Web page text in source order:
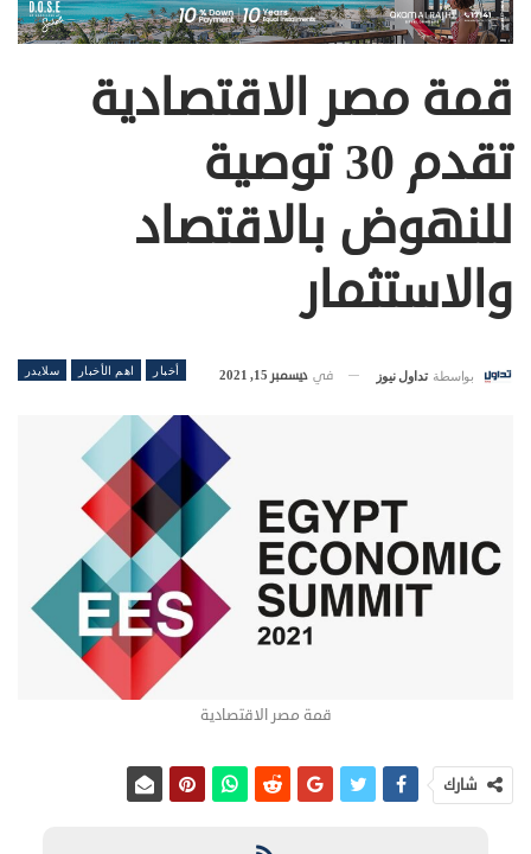
قمة مصر الاقتصادية
تقدم 30 توصية
للنهوض بالاقتصاد
والاستثمار
أخبار اهم الأخبار سلايدر بواسطة تداول نيوز في ديسمبر 15, 2021
قمة مصر الاقتصادية
شارك